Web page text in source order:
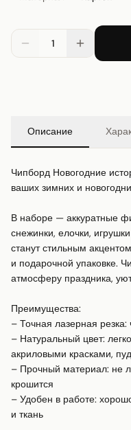
1
Описание
Чипборд Новогодние
ваших зимних и
В наборе — аккуратные
снежинки, елочки,
станут стильным
и подарочной упаковке.
атмосферу праздника,
Преимущества:
– Точная лазерная
– Натуральный цвет:
акриловыми красками,
– Прочный материал: не
крошится
– Удобен в работе:
и ткань